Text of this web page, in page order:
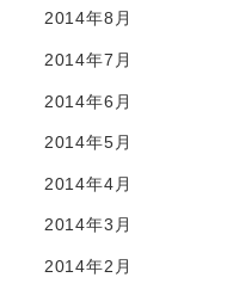
2014年8月
2014年7月
2014年6月
2014年5月
2014年4月
2014年3月
2014年2月